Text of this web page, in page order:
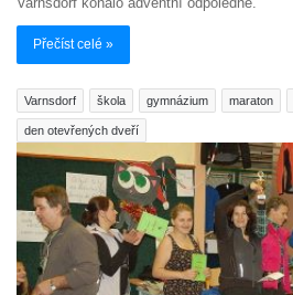
Přečíst celé »
Varnsdorf škola gymnázium maraton
den otevřených dveří